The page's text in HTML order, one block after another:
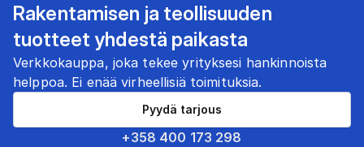
Rakentamisen ja teollisuuden
tuotteet yhdestä paikasta
Verkkokauppa, joka tekee yrityksesi hankinnoista
helppoa. Ei enää virheellisiä toimituksia.
+358 400 173 298
Pyydä tarjous